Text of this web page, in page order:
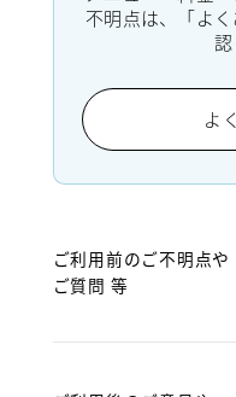
不明点は、「よ
認
よ
ご利用前のご不明点や
ご質問 等